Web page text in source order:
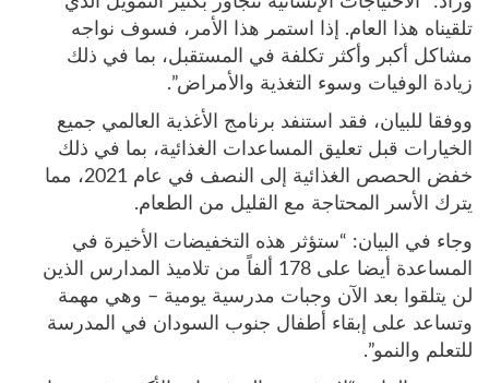
تلقيناه هذا العام. إذا استمر هذا الأمر، فسوف نواجه
مشاكل أكبر وأكثر تكلفة في المستقبل، بما في ذلك
زيادة الوفيات وسوء التغذية والأمراض”.
ووفقا للبيان، فقد استنفد برنامج الأغذية العالمي جميع
الخيارات قبل تعليق المساعدات الغذائية، بما في ذلك
خفض الحصص الغذائية إلى النصف في عام 2021، مما
يترك الأسر المحتاجة مع القليل من الطعام.
وجاء في البيان: “ستؤثر هذه التخفيضات الأخيرة في
المساعدة أيضا على 178 ألفاً من تلاميذ المدارس الذين
لن يتلقوا بعد الآن وجبات مدرسية يومية – وهي مهمة
وتساعد على إبقاء أطفال جنوب السودان في المدرسة
للتعلم والنمو”.